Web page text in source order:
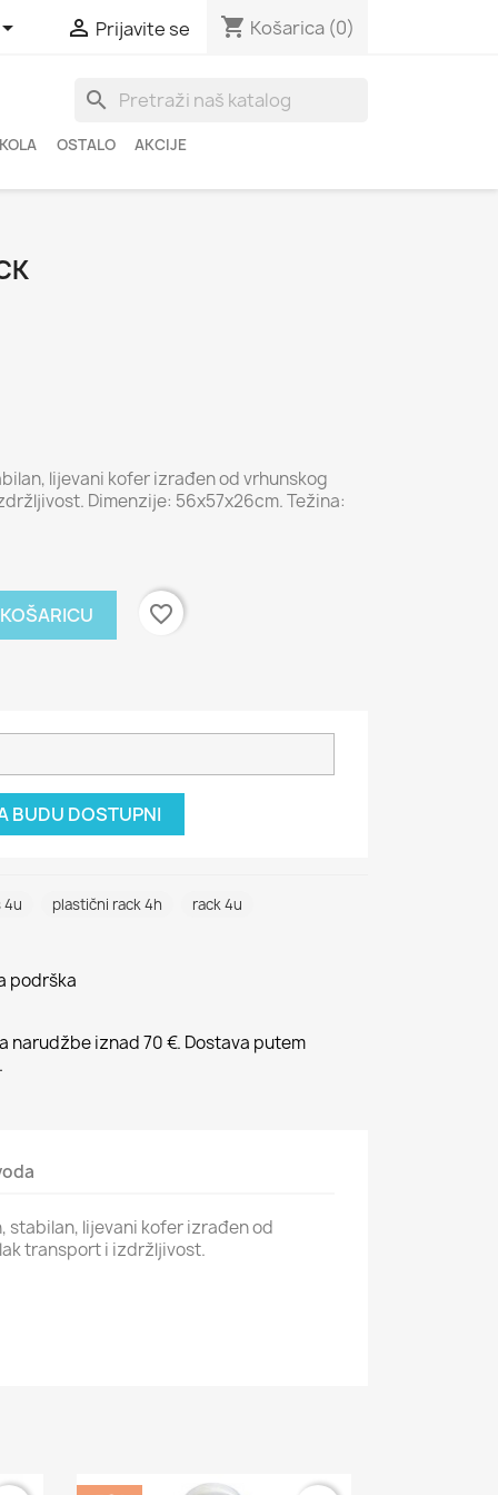
 Prijavite se shopping_cart Košarica (0)
search
OSTALO AKCIJE
lijevani kofer izrađen od vrhunskog
Dimenzije: 56x57x26cm. Težina:
favorite_border
BUDU DOSTUPNI
4u plastični rack 4h rack 4u
podrška
narudžbe iznad 70 €. Dostava putem
stabilan, lijevani kofer izrađen od
transport i izdržljivost.